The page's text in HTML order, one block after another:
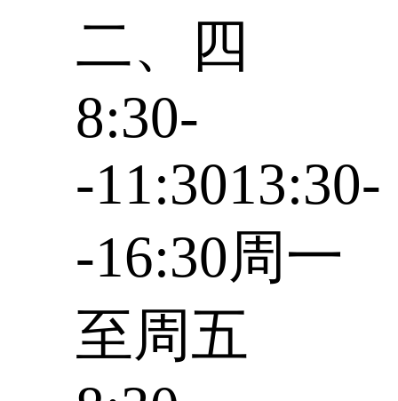
二、四
8:30-
-11:3013:30-
-16:30周一
至周五